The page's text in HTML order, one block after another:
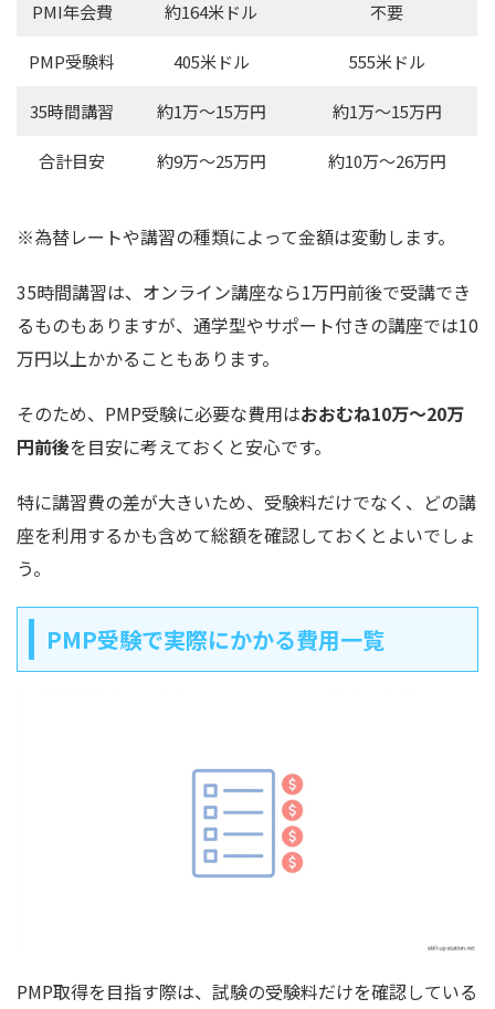
PMI年会費
約164米ドル 不要
PMP受験料 405米ドル 555米ドル
35時間講習 約1万〜15万円 約1万〜15万円
合計目安 約9万〜25万円 約10万〜26万円
※為替レートや講習の種類によって金額は変動します。
35時間講習は、オンライン講座なら1万円前後で受講でき
るものもありますが、通学型やサポート付きの講座では10
万円以上かかることもあります。
そのため、PMP受験に必要な費用はおおむね10万〜20万
円前後を目安に考えておくと安心です。
特に講習費の差が大きいため、受験料だけでなく、どの講
座を利用するかも含めて総額を確認しておくとよいでしょ
う。
PMP受験で実際にかかる費用一覧
PMP取得を目指す際は、試験の受験料だけを確認している